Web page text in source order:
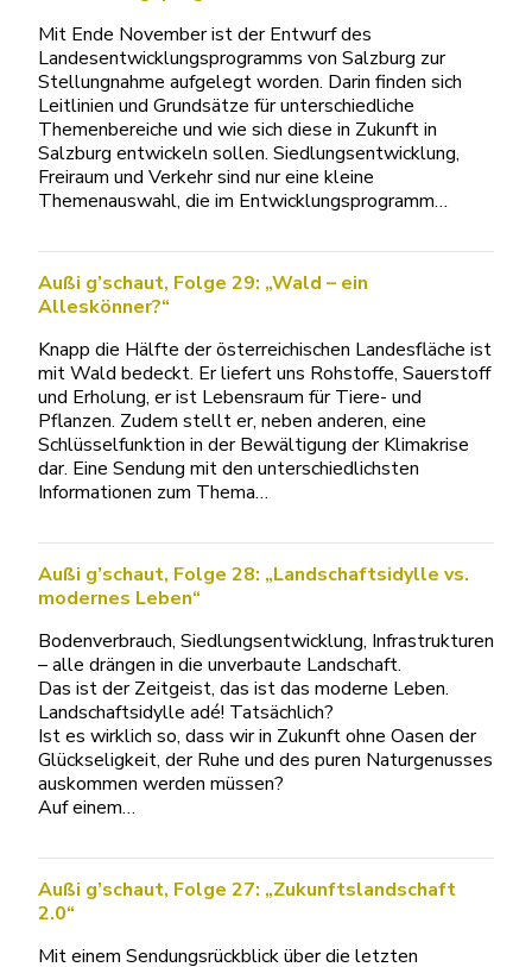
Mit Ende November ist der Entwurf des
Landesentwicklungsprogramms von Salzburg zur
Stellungnahme aufgelegt worden. Darin finden sich
Leitlinien und Grundsätze für unterschiedliche
Themenbereiche und wie sich diese in Zukunft in
Salzburg entwickeln sollen. Siedlungsentwicklung,
Freiraum und Verkehr sind nur eine kleine
Themenauswahl, die im Entwicklungsprogramm…
Außi g’schaut, Folge 29: „Wald – ein
Alleskönner?“
Knapp die Hälfte der österreichischen Landesfläche ist
mit Wald bedeckt. Er liefert uns Rohstoffe, Sauerstoff
und Erholung, er ist Lebensraum für Tiere- und
Pflanzen. Zudem stellt er, neben anderen, eine
Schlüsselfunktion in der Bewältigung der Klimakrise
dar. Eine Sendung mit den unterschiedlichsten
Informationen zum Thema…
Außi g’schaut, Folge 28: „Landschaftsidylle vs.
modernes Leben“
Bodenverbrauch, Siedlungsentwicklung, Infrastrukturen
– alle drängen in die unverbaute Landschaft.
Das ist der Zeitgeist, das ist das moderne Leben.
Landschaftsidylle adé! Tatsächlich?
Ist es wirklich so, dass wir in Zukunft ohne Oasen der
Glückseligkeit, der Ruhe und des puren Naturgenusses
auskommen werden müssen?
Auf einem…
Außi g’schaut, Folge 27: „Zukunftslandschaft
2.0“
Mit einem Sendungsrückblick über die letzten